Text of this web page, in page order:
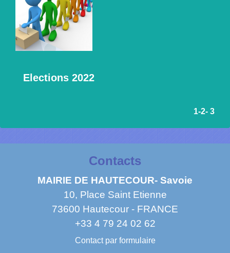
Elections 2022
1-2- 3
Contacts
MAIRIE DE HAUTECOUR- Savoie
10, Place Saint Etienne
73600 Hautecour - FRANCE
+33 4 79 24 02 62
Contact par formulaire